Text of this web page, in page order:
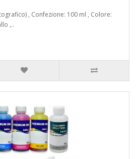
, Confezione: 100 ml , Colore:
,..